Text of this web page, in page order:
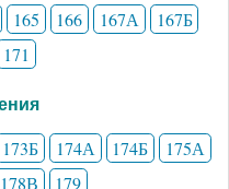
165 166 167А
167Б
171
173Б 174А 174Б
175А
178В 179